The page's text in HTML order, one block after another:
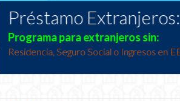
Programas del
Todos Los Programas Del
Primer Comprador, Rural y
Precios
EST. BANCARIO
Tasas en Texas